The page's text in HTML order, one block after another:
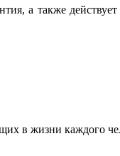
а также
в жизни каждого